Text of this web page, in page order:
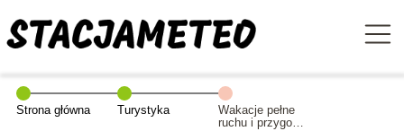
Strona główna Turystyka
Wakacje pełne
ruchu i przygody